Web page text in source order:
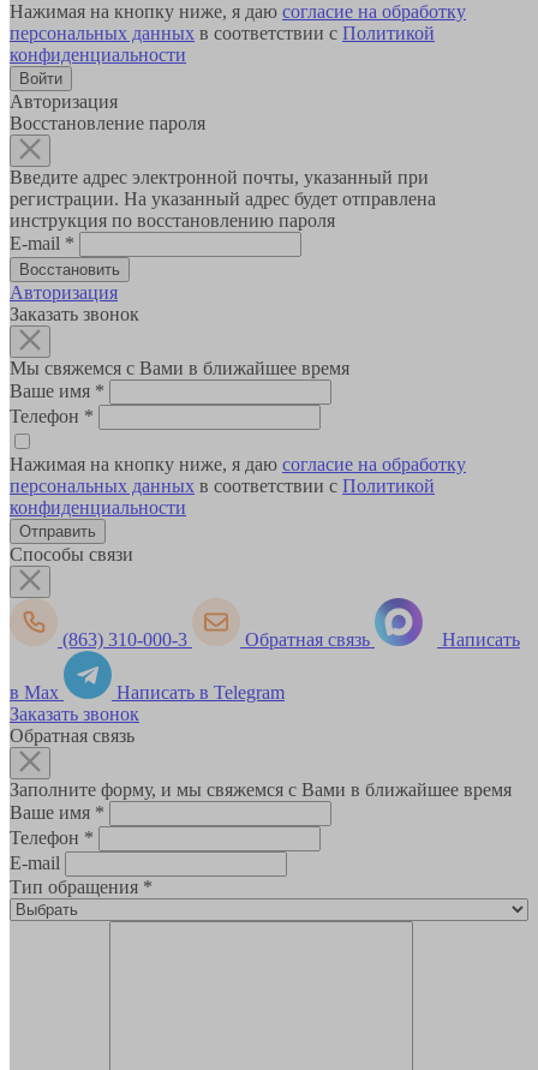
Нажимая на кнопку ниже, я даю согласие на обработку
персональных данных в соответствии с Политикой
конфиденциальности
Авторизация
Восстановление пароля
Введите адрес электронной почты, указанный при
регистрации. На указанный адрес будет отправлена
инструкция по восстановлению пароля
E-mail *
Авторизация
Заказать звонок
Мы свяжемся с Вами в ближайшее время
Ваше имя *
Телефон *
Нажимая на кнопку ниже, я даю согласие на обработку
персональных данных в соответствии с Политикой
конфиденциальности
Способы связи
(863) 310-000-3 Обратная связь Написать
в Max
Написать в Telegram
Заказать звонок
Обратная связь
Заполните форму, и мы свяжемся с Вами в ближайшее время
Ваше имя *
Телефон *
E-mail
Тип обращения *